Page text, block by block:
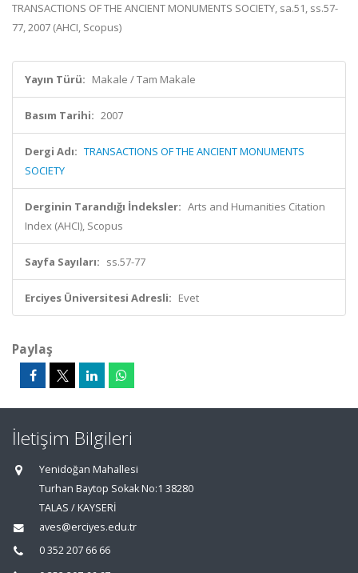
TRANSACTIONS OF THE ANCIENT MONUMENTS SOCIETY, sa.51, ss.57-
77, 2007 (AHCI, Scopus)
Yayın Türü: Makale / Tam Makale
Basım Tarihi: 2007
Dergi Adı: TRANSACTIONS OF THE ANCIENT MONUMENTS
SOCIETY
Derginin Tarandığı İndeksler: Arts and Humanities Citation
Index (AHCI), Scopus
Sayfa Sayıları: ss.57-77
Erciyes Üniversitesi Adresli: Evet
Paylaş
İletişim Bilgileri
Yenidoğan Mahallesi
Turhan Baytop Sokak No:1 38280
TALAS / KAYSERİ
aves@erciyes.edu.tr
0 352 207 66 66